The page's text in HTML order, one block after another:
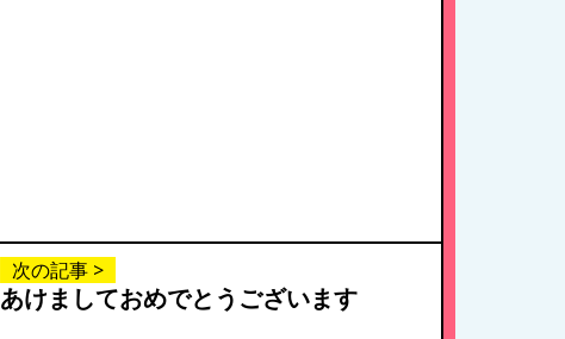
次の記事 >
あけましておめでとうございます